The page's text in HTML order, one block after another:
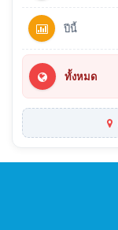
ปีนี้
ทั้งหมด